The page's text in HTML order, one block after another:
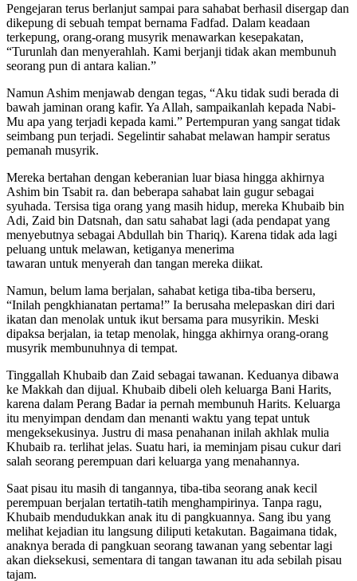
Pengejaran terus berlanjut sampai para sahabat berhasil disergap dan
dikepung di sebuah tempat bernama Fadfad. Dalam keadaan
terkepung, orang-orang musyrik menawarkan kesepakatan,
“Turunlah dan menyerahlah. Kami berjanji tidak akan membunuh
seorang pun di antara kalian.”
Namun Ashim menjawab dengan tegas, “Aku tidak sudi berada di
bawah jaminan orang kafir. Ya Allah, sampaikanlah kepada Nabi-
Mu apa yang terjadi kepada kami.” Pertempuran yang sangat tidak
seimbang pun terjadi. Segelintir sahabat melawan hampir seratus
pemanah musyrik.
Mereka bertahan dengan keberanian luar biasa hingga akhirnya
Ashim bin Tsabit ra. dan beberapa sahabat lain gugur sebagai
syuhada. Tersisa tiga orang yang masih hidup, mereka Khubaib bin
Adi, Zaid bin Datsnah, dan satu sahabat lagi (ada pendapat yang
menyebutnya sebagai Abdullah bin Thariq). Karena tidak ada lagi
peluang untuk melawan, ketiganya menerima
tawaran untuk menyerah dan tangan mereka diikat.
Namun, belum lama berjalan, sahabat ketiga tiba-tiba berseru,
“Inilah pengkhianatan pertama!” Ia berusaha melepaskan diri dari
ikatan dan menolak untuk ikut bersama para musyrikin. Meski
dipaksa berjalan, ia tetap menolak, hingga akhirnya orang-orang
musyrik membunuhnya di tempat.
Tinggallah Khubaib dan Zaid sebagai tawanan. Keduanya dibawa
ke Makkah dan dijual. Khubaib dibeli oleh keluarga Bani Harits,
karena dalam Perang Badar ia pernah membunuh Harits. Keluarga
itu menyimpan dendam dan menanti waktu yang tepat untuk
mengeksekusinya. Justru di masa penahanan inilah akhlak mulia
Khubaib ra. terlihat jelas. Suatu hari, ia meminjam pisau cukur dari
salah seorang perempuan dari keluarga yang menahannya.
Saat pisau itu masih di tangannya, tiba-tiba seorang anak kecil
perempuan berjalan tertatih-tatih menghampirinya. Tanpa ragu,
Khubaib mendudukkan anak itu di pangkuannya. Sang ibu yang
melihat kejadian itu langsung diliputi ketakutan. Bagaimana tidak,
anaknya berada di pangkuan seorang tawanan yang sebentar lagi
akan dieksekusi, sementara di tangan tawanan itu ada sebilah pisau
tajam.